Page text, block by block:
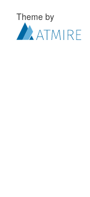
Theme by